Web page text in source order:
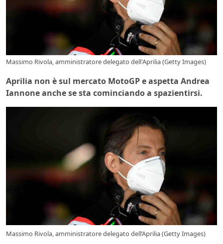
Massimo Rivola, amministratore delegato dell'Aprilia (Getty Images)
Aprilia non è sul mercato MotoGP e aspetta Andrea
Iannone anche se sta cominciando a spazientirsi.
Massimo Rivola, amministratore delegato dell’Aprilia (Getty Images)